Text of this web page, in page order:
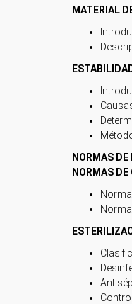
MATERIAL
NORMAS
NORMAS